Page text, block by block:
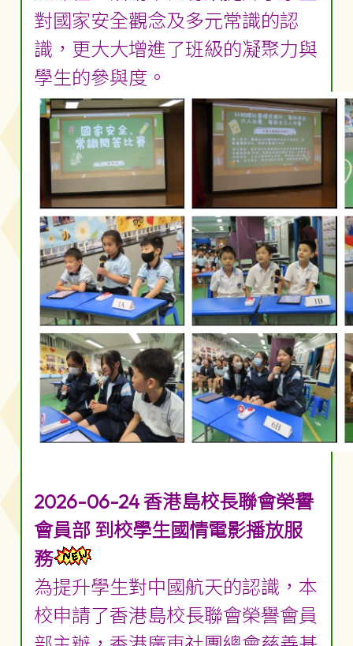
對國家安全觀念及多元常識的認
識，更大大增進了班級的凝聚力與
學生的參與度。
2026-06-24 香港島校長聯會榮譽
會員部 到校學生國情電影播放服
務
為提升學生對中國航天的認識，本
校申請了香港島校長聯會榮譽會員